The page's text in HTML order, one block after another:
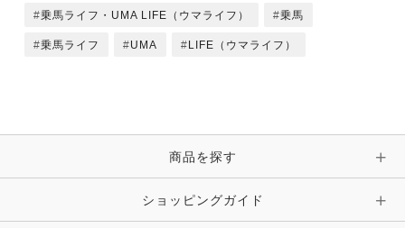
LONGINES FEI JUMPING
●海外エッセイ
人馬の信頼を結ぶ“鞍”
●UMAMIMI情報局
乗馬ライフ・UMA LIFE（ウマライフ） 乗馬
乗馬ライフ UMA LIFE（ウマライフ）
商品を探す
ショッピングガイド